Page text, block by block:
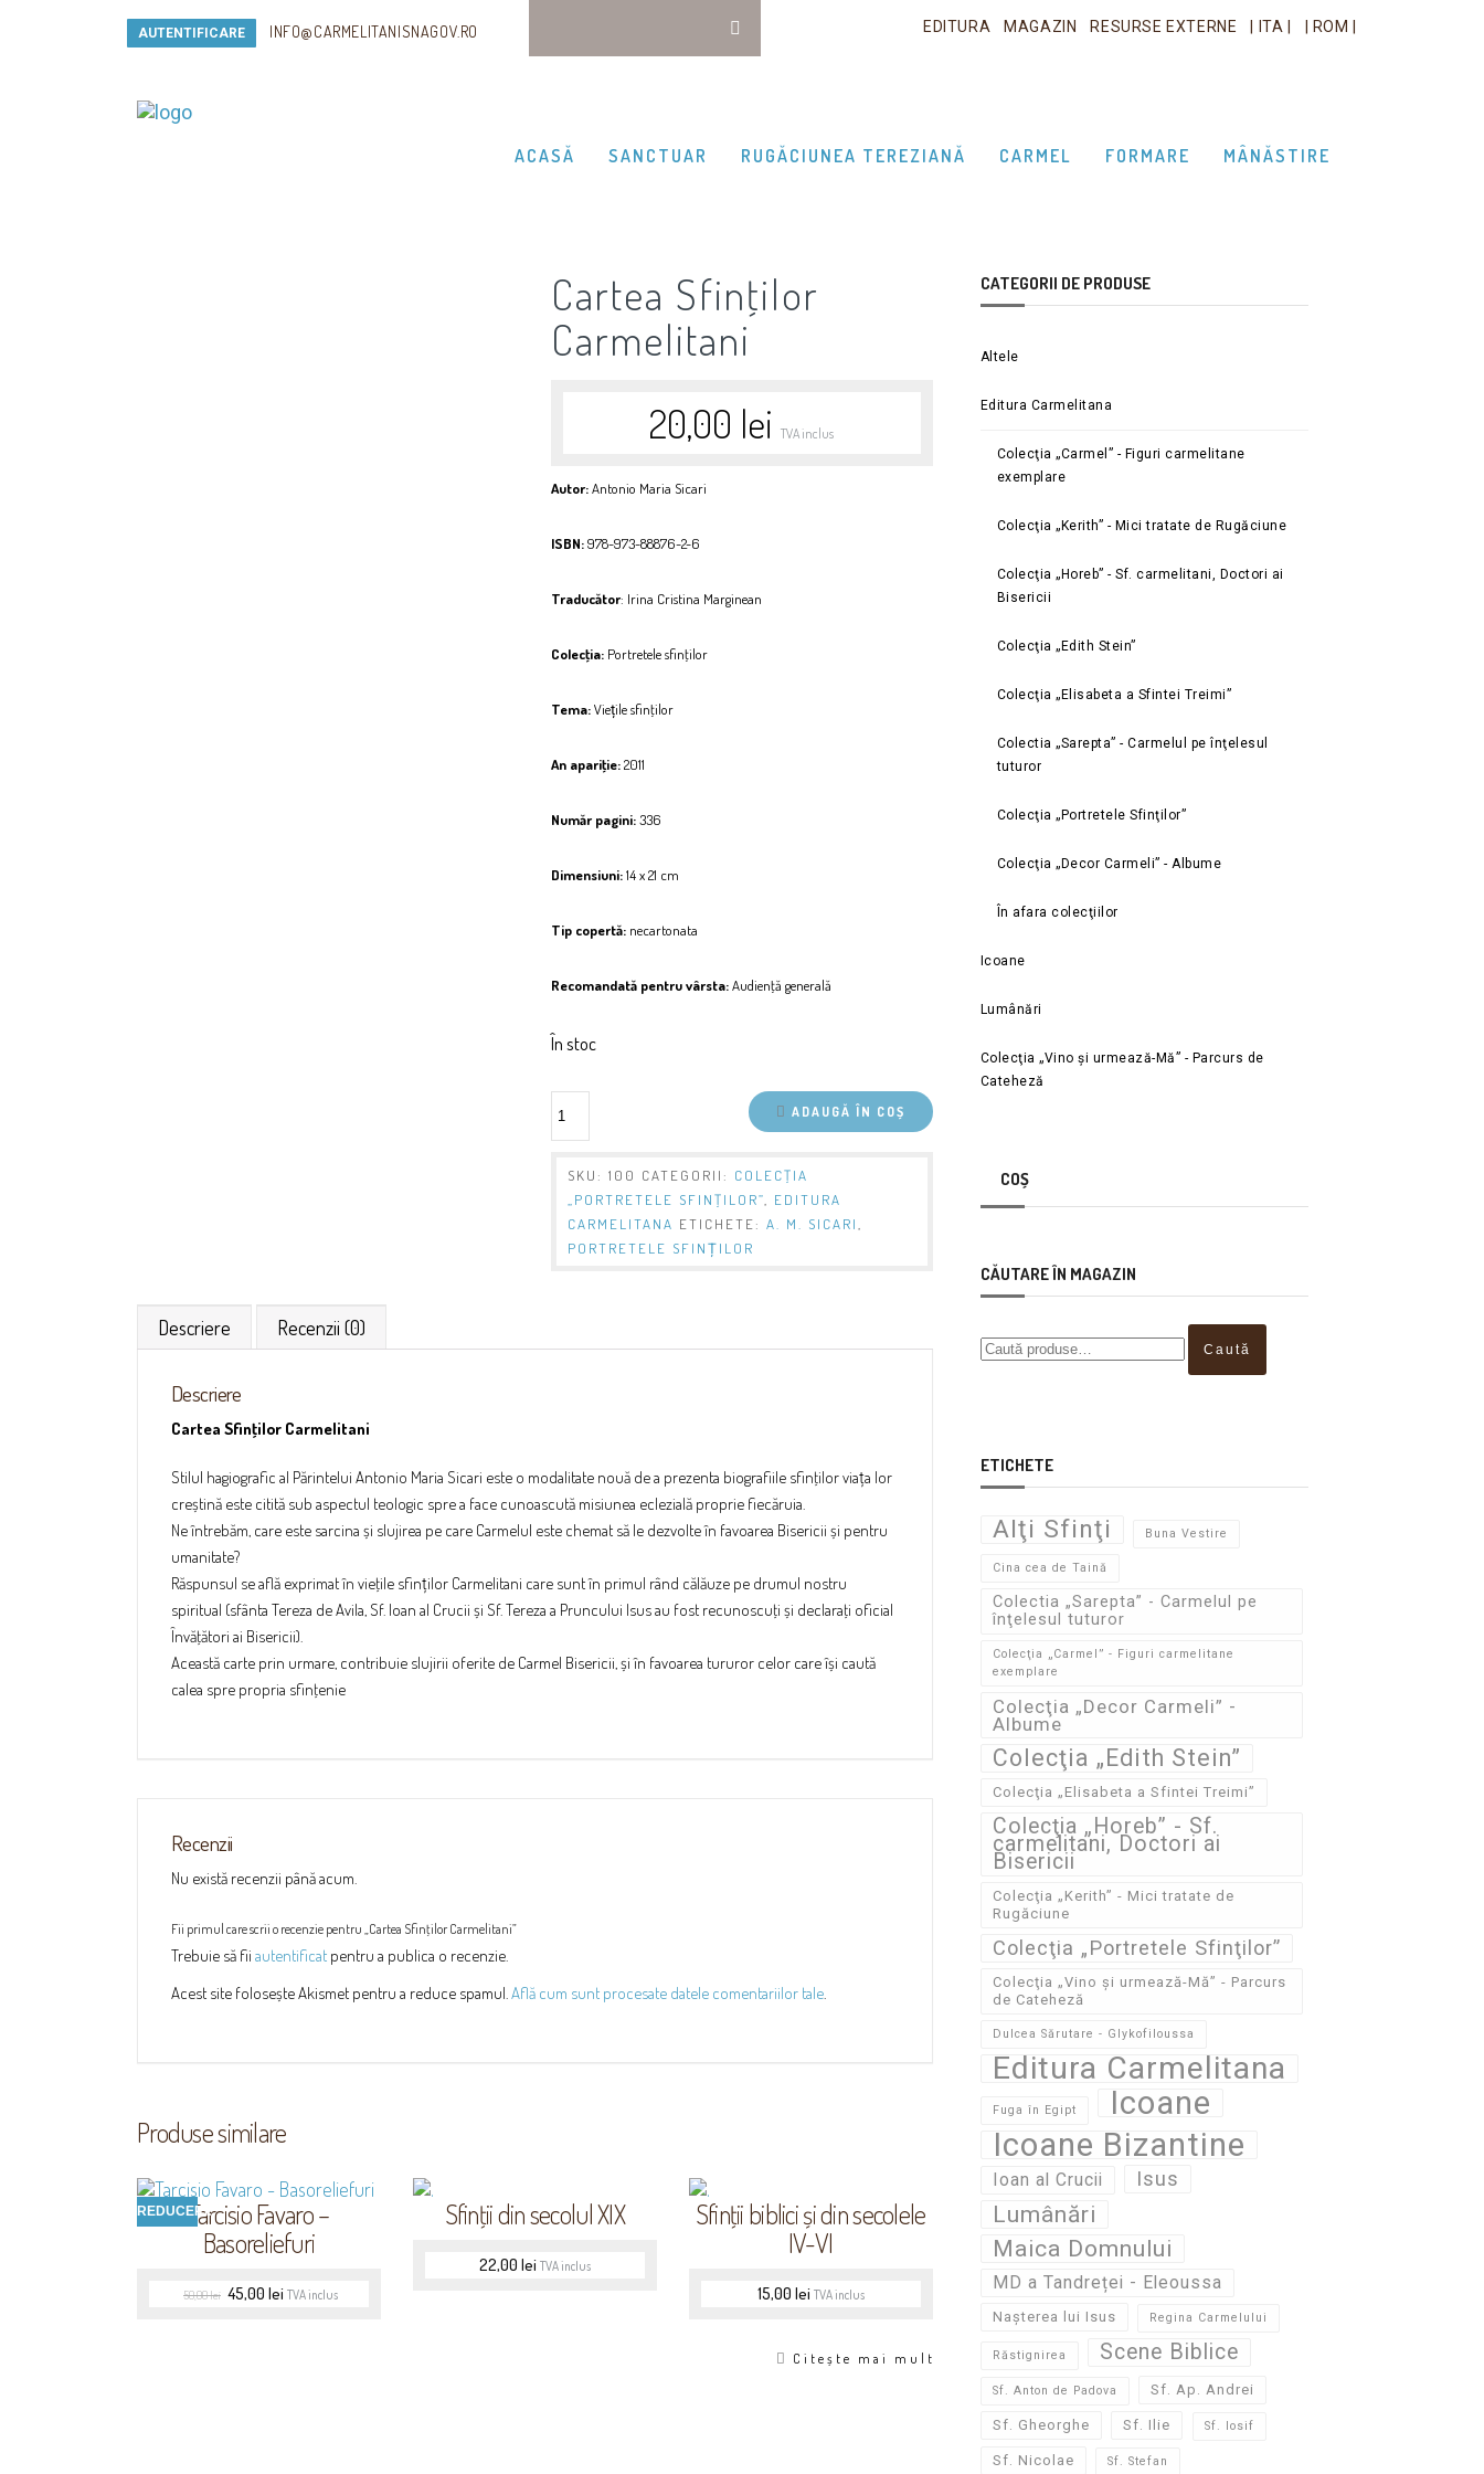
AUTENTIFICARE INFO@CARMELITANISNAGOV.RO EDITURA MAGAZIN RESURSE EXTERNE | ITA | | ROM |
ACASĂ SANCTUAR RUGĂCIUNEA TEREZIANĂ CARMEL FORMARE MÂNĂSTIRE
Cartea Sfinţilor
Carmelitani
20,00 lei TVA inclus
Autor: Antonio Maria Sicari
ISBN: 978-973-88876-2-6
Traducător: Irina Cristina Marginean
Colecţia:Portretele sfinţilor
Tema:Viețile sfinţilor
An apariţie:2011
Număr pagini:336
Dimensiuni:14 x 21 cm
Tip copertă:necartonata
Recomandată pentru vârsta:Audienţă generală
În stoc
ADAUGĂ ÎN COȘ
SKU: 100 CATEGORII: COLECŢIA
„PORTRETELE SFINŢILOR”
EDITURA
CARMELITANA ETICHETE: A. M. SICARI
PORTRETELE SFINȚILOR
Descriere Recenzii (0)
Descriere
Cartea Sfinţilor Carmelitani
Stilul hagiografic al Părintelui Antonio Maria Sicari este o modalitate nouă de a prezenta biografiile sfinţilor viața lor
creștină este citită sub aspectul teologic spre a face cunoascută misiunea eclezială proprie fiecăruia.
Ne întrebăm, care este sarcina și slujirea pe care Carmelul este chemat să le dezvolte în favoarea Bisericii și pentru
umanitate?
Răspunsul se află exprimat în vieţile sfinților Carmelitani care sunt în primul rând călăuze pe drumul nostru
spiritual (sfânta Tereza de Avila, Sf. Ioan al Crucii și Sf. Tereza a Pruncului Isus au fost recunoscuţi și declaraţi oficial
Învăţători ai Bisericii).
Această carte prin urmare, contribuie slujirii oferite de Carmel Bisericii, și în favoarea tururor celor care își caută
calea spre propria sfinţenie
Recenzii
Nu există recenzii până acum.
Fii primul care scrii o recenzie pentru „Cartea Sfinţilor Carmelitani”
Trebuie să fii autentificat pentru a publica o recenzie.
Acest site folosește Akismet pentru a reduce spamul.Află cum sunt procesate datele comentariilor tale.
Produse similare
REDUCERI!Tarcisio Favaro –
Basoreliefuri
50,00lei 45,00 lei TVA inclus
Sfinţii din secolul XIX
22,00 lei TVA inclus
Sfinţii biblici și din secolele
IV-VI
15,00 lei TVA inclus
Citește mai mult
CATEGORII DE PRODUSE
Altele
Editura Carmelitana
Colecţia „Carmel” - Figuri carmelitane
exemplare
Colecţia „Kerith” - Mici tratate de Rugăciune
Colecţia „Horeb” - Sf. carmelitani, Doctori ai
Bisericii
Colecţia „Edith Stein”
Colecţia „Elisabeta a Sfintei Treimi”
Colectia „Sarepta” - Carmelul pe înţelesul
tuturor
Colecţia „Portretele Sfinţilor”
Colecţia „Decor Carmeli” - Albume
În afara colecţiilor
Icoane
Lumânări
Colecţia „Vino și urmează-Mă” - Parcurs de
Cateheză
COȘ
CĂUTARE ÎN MAGAZIN
Caută
ETICHETE
Alţi Sfinţi Buna Vestire
Cina cea de Taină
Colectia „Sarepta” - Carmelul pe
înţelesul tuturor
Colecţia „Carmel” - Figuri carmelitane
exemplare
Colecţia „Decor Carmeli” -
Albume
Colecţia „Edith Stein”
Colecţia „Elisabeta a Sfintei Treimi”
Colecţia „Horeb” - Sf.
carmelitani, Doctori ai
Bisericii
Colecţia „Kerith” - Mici tratate de
Rugăciune
Colecţia „Portretele Sfinţilor”
Colecţia „Vino și urmează-Mă” - Parcurs
de Cateheză
Dulcea Sărutare - Glykofiloussa
Editura Carmelitana
Fuga în Egipt
Icoane
Icoane Bizantine
Ioan al Crucii Isus
Lumânări
Maica Domnului
MD a Tandreței - Eleoussa
Nașterea lui Isus Regina Carmelului
Răstignirea Scene Biblice
Sf. Anton de Padova Sf. Ap. Andrei
Sf. Gheorghe Sf. Ilie Sf. Iosif
Sf. Nicolae Sf. Stefan